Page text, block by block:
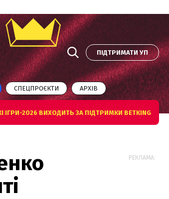
ПІДТРИМАТИ УП
СПЕЦПРОЄКТИ АРХІВ
ІГРИ-2026 ВИХОДИТЬ ЗА ПІДТРИМКИ BETKING
РЕКЛАМА: